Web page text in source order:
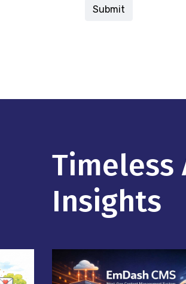
Submit
Timeless
Insights